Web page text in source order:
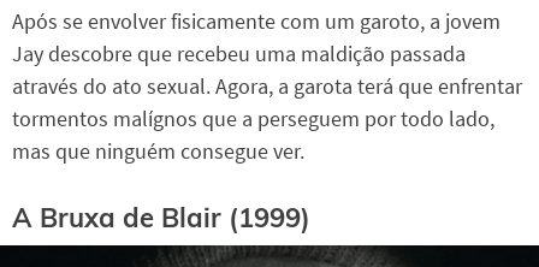
Após se envolver fisicamente com um garoto, a jovem
Jay descobre que recebeu uma maldição passada
através do ato sexual. Agora, a garota terá que enfrentar
tormentos malígnos que a perseguem por todo lado,
mas que ninguém consegue ver.
A Bruxa de Blair (1999)